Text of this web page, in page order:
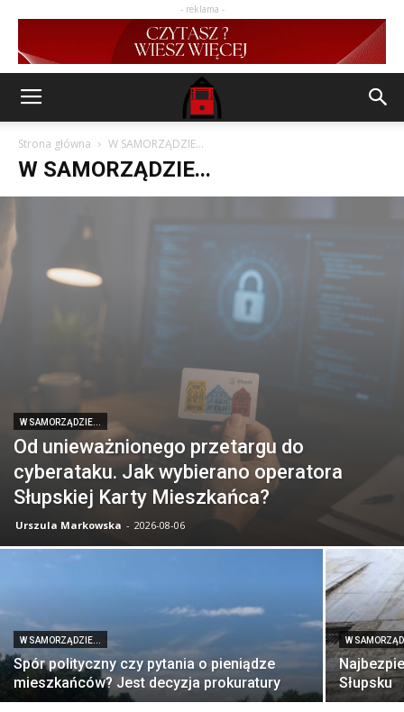
- reklama -
Strona główna W SAMORZĄDZIE...
W SAMORZĄDZIE...
W SAMORZĄDZIE...
Od unieważnionego przetargu do
cyberataku. Jak wybierano operatora
Słupskiej Karty Mieszkańca?
Urszula Markowska - 2026-08-06
W SAMORZĄDZIE...
Spór polityczny czy pytania o pieniądze
mieszkańców? Jest decyzja prokuratury
W
Słupsku